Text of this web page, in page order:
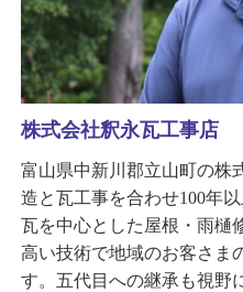
株式会社釈永瓦工事店
富山県中新川郡立山町の株
造と瓦工事を合わせ100年
瓦を中心とした屋根・雨樋
高い技術で地域のお客さま
す。五代目への継承も視野